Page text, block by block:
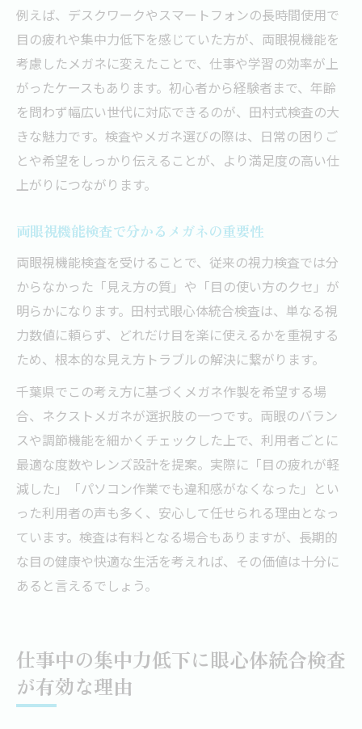
例えば、デスクワークやスマートフォンの長時間使用で
目の疲れや集中力低下を感じていた方が、両眼視機能を
考慮したメガネに変えたことで、仕事や学習の効率が上
がったケースもあります。初心者から経験者まで、年齢
を問わず幅広い世代に対応できるのが、田村式検査の大
きな魅力です。検査やメガネ選びの際は、日常の困りご
とや希望をしっかり伝えることが、より満足度の高い仕
上がりにつながります。
両眼視機能検査で分かるメガネの重要性
両眼視機能検査を受けることで、従来の視力検査では分
からなかった「見え方の質」や「目の使い方のクセ」が
明らかになります。田村式眼心体統合検査は、単なる視
力数値に頼らず、どれだけ目を楽に使えるかを重視する
ため、根本的な見え方トラブルの解決に繋がります。
千葉県でこの考え方に基づくメガネ作製を希望する場
合、ネクストメガネが選択肢の一つです。両眼のバラン
スや調節機能を細かくチェックした上で、利用者ごとに
最適な度数やレンズ設計を提案。実際に「目の疲れが軽
減した」「パソコン作業でも違和感がなくなった」とい
った利用者の声も多く、安心して任せられる理由となっ
ています。検査は有料となる場合もありますが、長期的
な目の健康や快適な生活を考えれば、その価値は十分に
あると言えるでしょう。
仕事中の集中力低下に眼心体統合検査
が有効な理由